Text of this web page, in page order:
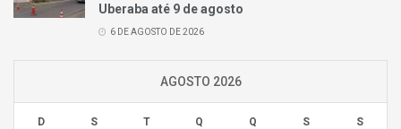
Uberaba até 9 de agosto
6 DE AGOSTO DE 2026
AGOSTO 2026
D S T Q Q S S